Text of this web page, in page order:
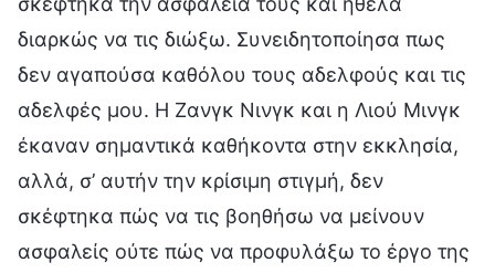
διαρκώς να τις διώξω. Συνειδητοποίησα πως
δεν αγαπούσα καθόλου τους αδελφούς και τις
αδελφές μου. Η Ζανγκ Νινγκ και η Λιού Μινγκ
έκαναν σημαντικά καθήκοντα στην εκκλησία,
αλλά, σ’ αυτήν την κρίσιμη στιγμή, δεν
σκέφτηκα πώς να τις βοηθήσω να μείνουν
ασφαλείς ούτε πώς να προφυλάξω το έργο της